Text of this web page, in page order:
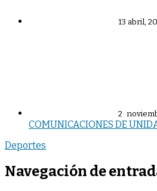
13 abril,
2
COMUNICACIONES DE
Deportes
Navegación de